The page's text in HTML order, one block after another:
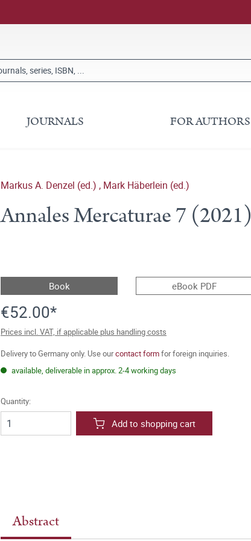
JOURNALS FOR AUTHORS
Markus A. Denzel (ed.) , Mark Häberlein (ed.)
Annales Mercaturae 7 (2021)
Book eBook PDF
€52.00*
Prices incl. VAT, if applicable plus handling costs
Delivery to Germany only. Use ourcontact formfor foreign inquiries.
available, deliverable in approx. 2-4 working days
Quantity:
Add to shopping cart
Abstract